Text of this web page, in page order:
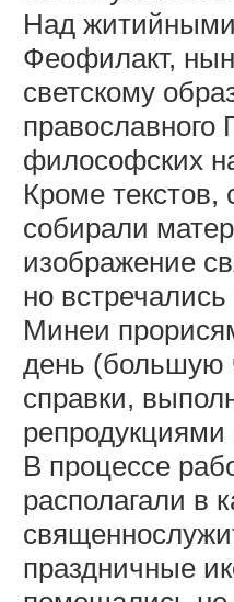
Над
Феофилакт,
светскому
православного
философских
Кроме текстов,
собирали
изображение
но
Минеи
день (большую
справки,
В процессе
располагали в
праздничные